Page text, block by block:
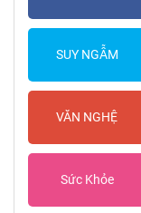
SUY NGẪM
VĂN NGHỆ
Sức Khỏe